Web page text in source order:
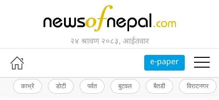
२४ श्रावण २०८३, आईतवार
e-paper
काभ्रे डोटी पर्वत बुटवल बैतडी विराटनगर